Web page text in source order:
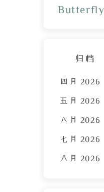
Butterfly
归档
四月 2026
五月 2026
六月 2026
七月 2026
八月 2026